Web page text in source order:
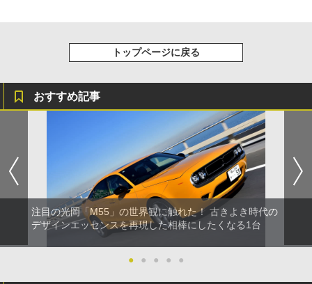
トップページに戻る
おすすめ記事
注目の光岡「M55」の世界観に触れた！ 古きよき時代の
デザインエッセンスを再現した相棒にしたくなる1台
● ● ● ● ●